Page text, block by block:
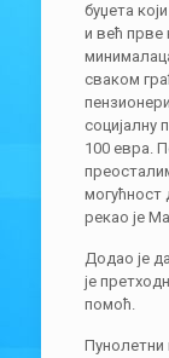
буџета
и већ прве
сваком
социјалну
100 евра.
могућност
рекао је
Додао је
је
помоћ.
Пунолетни